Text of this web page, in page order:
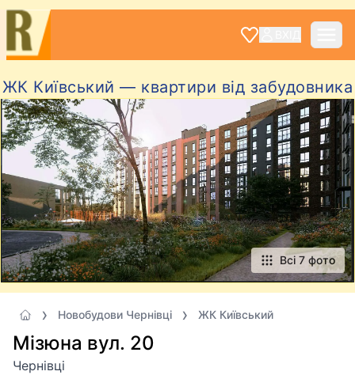
ЖК Київський — квартири від забудовника
Всі 7 фото
Новобудови Чернівці ЖК Київський
Мізюна вул. 20
Чернівці